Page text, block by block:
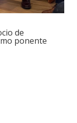
de
ponente